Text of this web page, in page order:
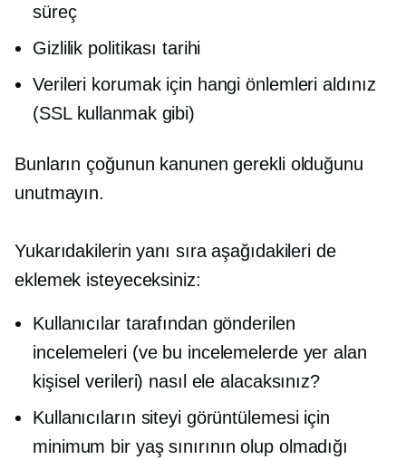
süreç
Gizlilik politikası tarihi
Verileri korumak için hangi önlemleri aldınız
(SSL kullanmak gibi)
Bunların çoğunun kanunen gerekli olduğunu
unutmayın.
Yukarıdakilerin yanı sıra aşağıdakileri de
eklemek isteyeceksiniz:
Kullanıcılar tarafından gönderilen
incelemeleri (ve bu incelemelerde yer alan
kişisel verileri) nasıl ele alacaksınız?
Kullanıcıların siteyi görüntülemesi için
minimum bir yaş sınırının olup olmadığı